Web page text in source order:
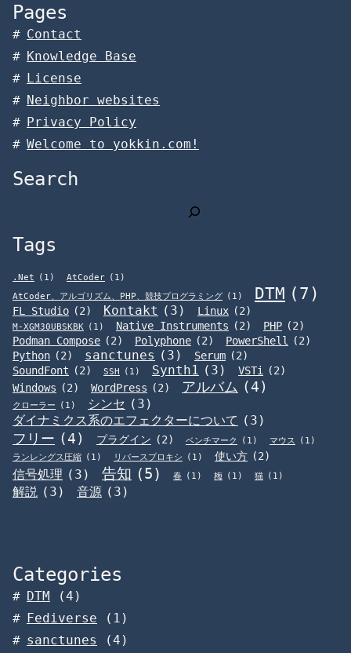
Pages
Contact
Knowledge Base
License
Neighbor websites
Privacy Policy
Welcome to yokkin.com!
Search
Tags
.Net (1) AtCoder (1)
AtCoder、アルゴリズム、PHP、競技プログラミング (1) DTM (7)
FL Studio (2) Kontakt (3) Linux (2)
M-XGM30UBSKBK (1) Native Instruments (2) PHP (2)
Podman Compose (2) Polyphone (2) PowerShell
(2)
Python (2) sanctunes (3) Serum (2)
SoundFont (2) SSH (1) Synth1 (3) VSTi
(2)
Windows (2) WordPress (2) アルバム (4)
クローラー (1) シンセ (3)
ダイナミクス系のエフェクターについて (3)
フリー (4) プラグイン (2) ベンチマーク (1) マウス
(1)
ランレングス圧縮 (1) リバースプロキシ (1) 使い方 (2)
信号処理 (3) 告知 (5) 春 (1) 梅 (1) 猫 (1)
解説 (3) 音源 (3)
Categories
DTM (4)
Fediverse (1)
sanctunes
(4)